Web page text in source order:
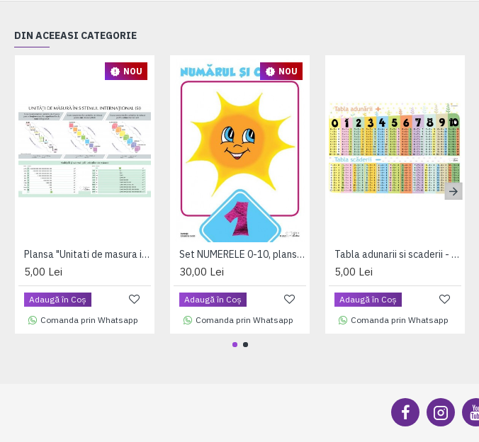
DIN ACEEASI CATEGORIE
NOU
Plansa "Unitati de masura in sistemul international" A4 (plastifiata cu 2 benzi magnetice pe verso)
5,00 Lei
Adaugă în Coş
Comanda prin Whatsapp
NOU
Set NUMERELE 0-10, planse format A4, plastifiate (+1 folie magnetica dreptunghiulara cadou)
30,00 Lei
Adaugă în Coş
Comanda prin Whatsapp
Tabla adunarii si scaderii - A4 (plastifiata+2 benzi magnetice pe verso)
5,00 Lei
Adaugă în Coş
Comanda prin Whatsapp